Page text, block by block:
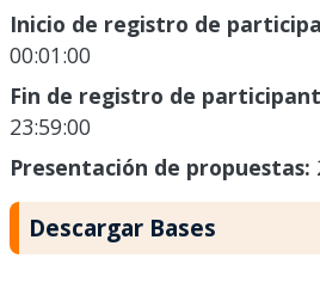
Inicio de registro de
00:01:00
Fin de registro de
23:59:00
Presentación de propuestas:
Descargar Bases